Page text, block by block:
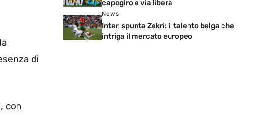
di
con
capogiro e via libera
News
Inter, spunta Zekri: il talento belga che
intriga il mercato europeo